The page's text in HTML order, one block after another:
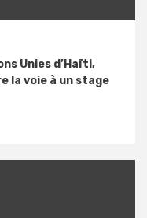
Unies d’Haïti,
la voie à un stage